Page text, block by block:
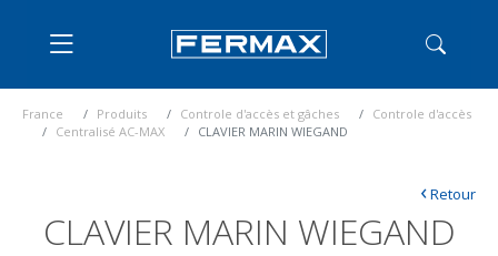
France Produits Controle d'accès et gâches
Controle d'accès
Centralisé AC-MAX
CLAVIER MARIN WIEGAND
CLAVIER MARIN WIEGAND
‹Retour